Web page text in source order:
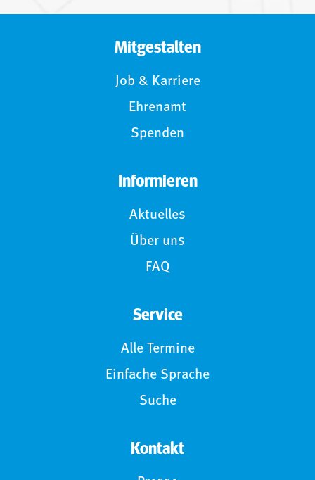
Mitgestalten
Job & Karriere
Ehrenamt
Spenden
Informieren
Aktuelles
Über uns
FAQ
Service
Alle Termine
Einfache Sprache
Suche
Kontakt